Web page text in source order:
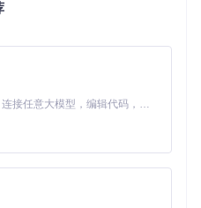
么飞行控制系统就是它的"大
器数据，做出控制决策，并
机的飞行控制系统采用了模块
密协作。
力"
置，这是因为大脑持续整合来
人机的状态估计模块做着类似
的数据，通过复杂算法计算出
Claude Code 的开源替代方案。连接任意大模型，编辑代码，运行命令，自动验证 — 全自动执行。用 Rust 构建，极致性能。 ｜ An open-source alternative to Claude Code. Connect any LLM, edit code, run commands, and verify changes — autonomously. Built in Rust for speed. Get Started